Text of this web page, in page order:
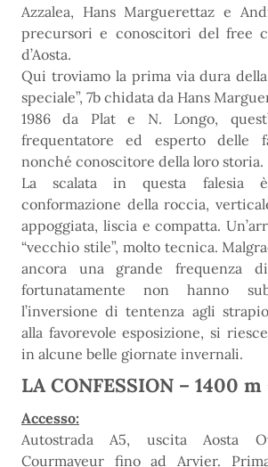
Azzalea, Hans Marguerettaz e
precursori e conoscitori del free
d’Aosta.
Qui troviamo la prima via dura della
speciale”, 7b chidata da Hans
1986 da Plat e N. Longo,
frequentatore ed esperto delle
nonché conoscitore della loro storia.
La scalata in questa falesia
conformazione della roccia,
appoggiata, liscia e compatta.
“vecchio stile”, molto tecnica.
ancora una grande frequenza
fortunatamente non hanno
l’inversione di tentenza agli
alla favorevole esposizione, si
in alcune belle giornate invernali.
LA CONFESSION – 1400 m
Accesso:
Autostrada A5, uscita Aosta
Courmayeur fino ad Arvier.